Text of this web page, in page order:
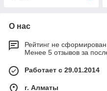
О нас
Рейтинг не сформирован
Менее 5 отзывов за
Работает с 29.01.2014
г. Алматы